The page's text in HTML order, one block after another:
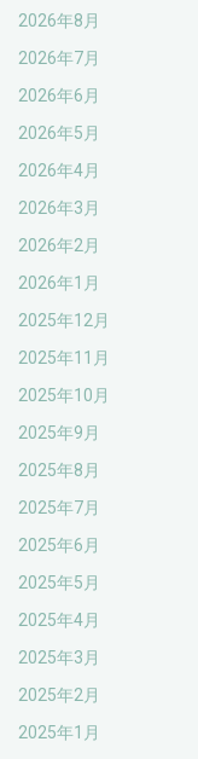
2026年8月
2026年7月
2026年6月
2026年5月
2026年4月
2026年3月
2026年2月
2026年1月
2025年12月
2025年11月
2025年10月
2025年9月
2025年8月
2025年7月
2025年6月
2025年5月
2025年4月
2025年3月
2025年2月
2025年1月